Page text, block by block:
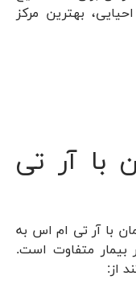
بهترین مرکز
با آر تی
با آر تی ام اس به
بیمار متفاوت است.
از: